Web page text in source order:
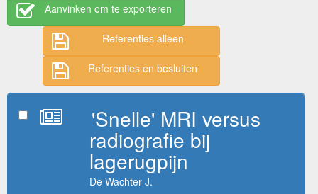
Aanvinken om te exporteren
Referenties alleen
Referenties en besluiten
'Snelle' MRI versus
radiografie bij
lagerugpijn
De Wachter J.